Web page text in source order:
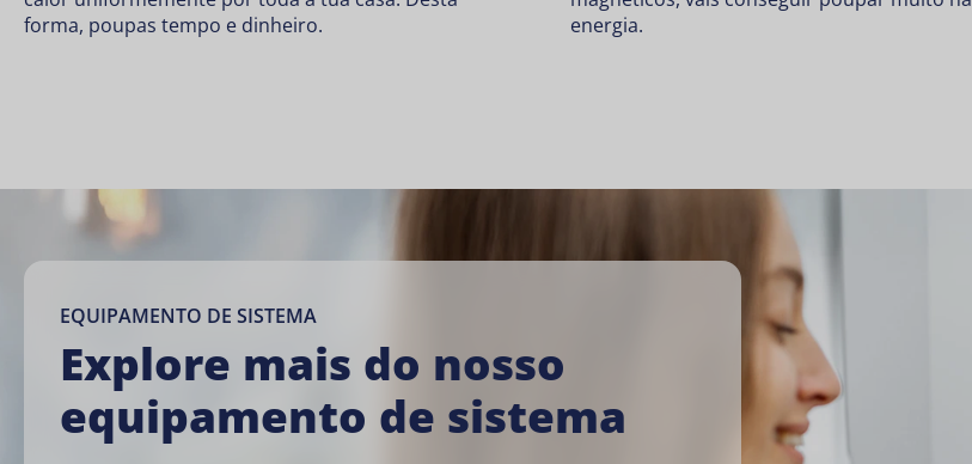
forma, poupas tempo e dinheiro.
energia.
EQUIPAMENTO DE SISTEMA
Explore mais do nosso
equipamento de sistema